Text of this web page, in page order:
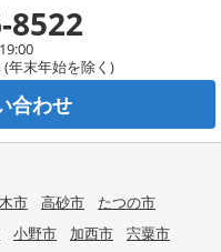
8522
年末年始を除く)
合わせ
市 高砂市
たつの市
小野市 加西市
宍粟市